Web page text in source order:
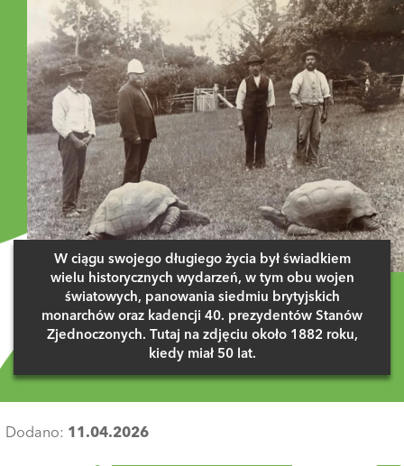
W ciągu swojego długiego życia był świadkiem
wielu historycznych wydarzeń, w tym obu wojen
światowych, panowania siedmiu brytyjskich
monarchów oraz kadencji 40. prezydentów Stanów
Zjednoczonych. Tutaj na zdjęciu około 1882 roku,
kiedy miał 50 lat.
Dodano: 11.04.2026